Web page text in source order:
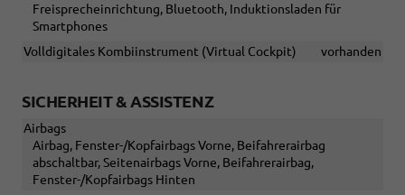
Freisprecheinrichtung, Bluetooth, Induktionsladen für
Smartphones
Volldigitales Kombiinstrument (Virtual Cockpit)
vorhanden
SICHERHEIT & ASSISTENZ
Airbags
Airbag, Fenster-/Kopfairbags Vorne, Beifahrerairbag
abschaltbar, Seitenairbags Vorne, Beifahrerairbag,
Fenster-/Kopfairbags Hinten